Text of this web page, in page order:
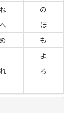
ね
の
へ
ほ
め
も
よ
れ
ろ